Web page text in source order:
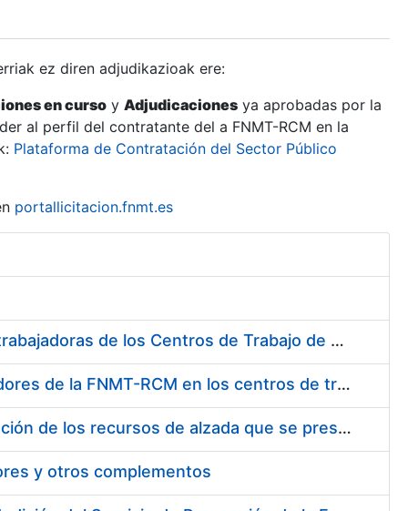
ez diren adjudikazioak ere:
en curso y Adjudicaciones ya aprobadas por la
al perfil del contratante del a FNMT-RCM en la
Plataforma de Contratación del Sector Público
portallicitacion.fnmt.es
Suministro de Protectores Auditivos a medida para las personas trabajadoras de los Centros de Trabajo de Madrid y Burgos
Suministro de gafas graduadas antiproyecciones para los trabajadores de la FNMT-RCM en los centros de trabajo de Madrid y Burgos
Servicios de una empresa externa para el asesoramiento y resolución de los recursos de alzada que se presentan relacionados con procesos de selección para la FNMT-RCM
y otros complementos